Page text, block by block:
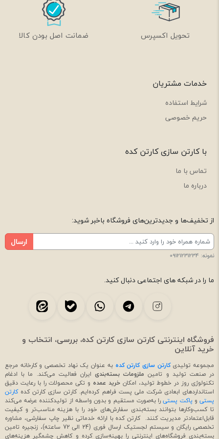
تحویل اکسپرس ضمانت اصل بودن کالا
خدمات مشتریان
شرایط استفاده
حریم خصوصی
با کارتن سازی کارتن کده
تماس با ما
درباره ما
از تخفیف‌ها و جدیدترین‌های فروشگاه باخبر شوید:
ارسال
نمونه: 09121231234
ما را در شبکه های اجتماعی دنبال کنید.
فروشگاه اینترنتی کارتن سازی کارتن کده، بررسی، انتخاب و
خرید آنلاین
مجموعه تولیدیکارتن سازی کارتن کده به عنوان یک نهاد تخصصی و کارخانه مرجع
در صنعت تولید و تامین ملزومات بسته‌بندی ایران فعالیت می‌کند. ما با ادغام
تکنولوژی روز در خطوط تولید، امکانخرید عمده و تکی محصولات را با رعایت دقیق
استانداردهای ابعادی شرکت ملی پست فراهم کرده‌ایم. کارتن سازی کارتن کدهکارتن
پستیو پاکت پستیرا به‌صورت مستقیم و بدون واسطه از تولیدکننده عرضه می‌کند
تا کسب‌وکارها بتوانند بسته‌بندی سفارش‌های خود را با هزینه مناسب‌تر و کیفیت
قابل‌اعتمادتر مدیریت کنند. کارتن کده با ارائه خدماتی نظیر چاپ سفارشی، مشاوره
تخصصی رایگان و سیستم لجستیک ارسال فوری (24 الی 72 ساعته)، زنجیره تامین
بسته‌بندی فروشگاه‌های اینترنتی را بهینه‌سازی کرده و کاهش چشمگیر هزینه‌های